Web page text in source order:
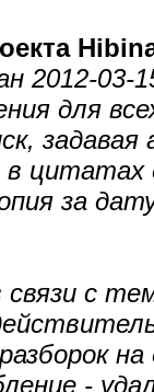
2012-03-
для
цитатах
за
с
-